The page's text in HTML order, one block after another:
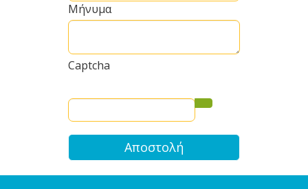
Μήνυμα
Captcha
Αποστολή